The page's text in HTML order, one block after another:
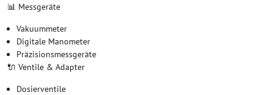
📊 Messgeräte
Vakuummeter
Digitale Manometer
Präzisionsmessgeräte
🔌 Ventile & Adapter
Dosierventile